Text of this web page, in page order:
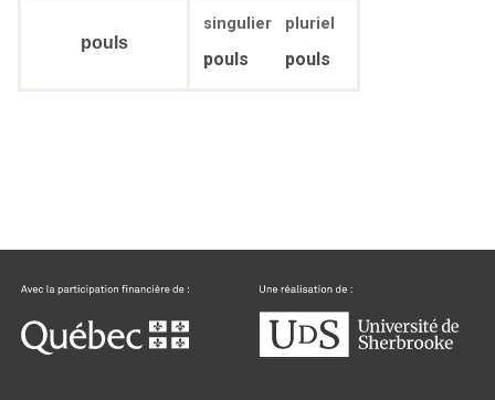
pouls
singulier pluriel
pouls pouls